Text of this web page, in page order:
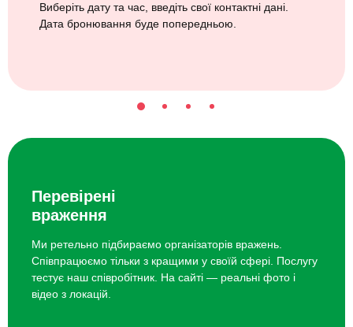
Виберіть дату та час, введіть свої контактні дані.
Дата бронювання буде попередньою.
Перевірені
враження
Ми ретельно підбираємо організаторів вражень.
Співпрацюємо тільки з кращими у своїй сфері. Послугу
тестує наш співробітник. На сайті — реальні фото і
відео з локацій.